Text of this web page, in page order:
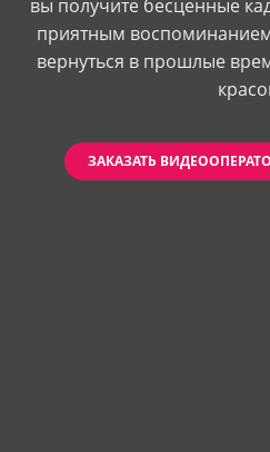
вы получите бесценные
приятным
вернуться в прошлые
ЗАКАЗАТЬ